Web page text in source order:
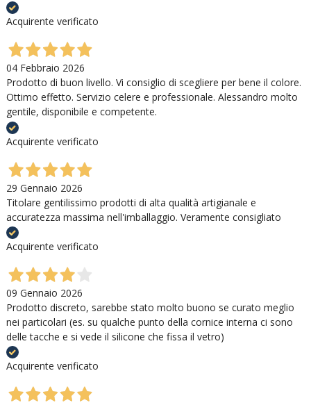
Acquirente verificato
04 Febbraio 2026
Prodotto di buon livello. Vi consiglio di scegliere per bene il colore.
Ottimo effetto. Servizio celere e professionale. Alessandro molto
gentile, disponibile e competente.
Acquirente verificato
29 Gennaio 2026
Titolare gentilissimo prodotti di alta qualità artigianale e
accuratezza massima nell'imballaggio. Veramente consigliato
Acquirente verificato
09 Gennaio 2026
Prodotto discreto, sarebbe stato molto buono se curato meglio
nei particolari (es. su qualche punto della cornice interna ci sono
delle tacche e si vede il silicone che fissa il vetro)
Acquirente verificato